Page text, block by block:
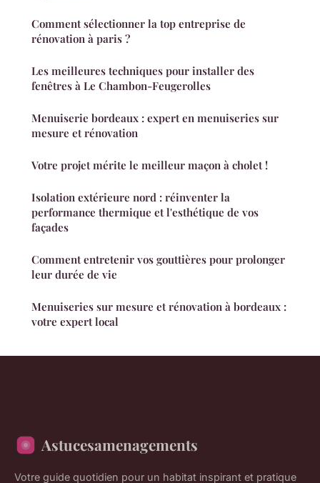
Comment sélectionner la top entreprise de
rénovation à paris ?
Les meilleures techniques pour installer des
fenêtres à Le Chambon-Feugerolles
Menuiserie bordeaux : expert en menuiseries sur
mesure et rénovation
Votre projet mérite le meilleur maçon à cholet !
Isolation extérieure nord : réinventer la
performance thermique et l'esthétique de vos
façades
Comment entretenir vos gouttières pour prolonger
leur durée de vie
Menuiseries sur mesure et rénovation à bordeaux :
votre expert local
Astucesamenagements
Votre guide quotidien pour un habitat inspirant et pratique